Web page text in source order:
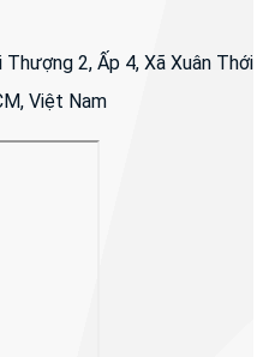
2, Ấp 4, Xã Xuân Thới
Việt Nam